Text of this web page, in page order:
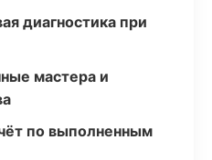
диагностика при
мастера и
по выполненным